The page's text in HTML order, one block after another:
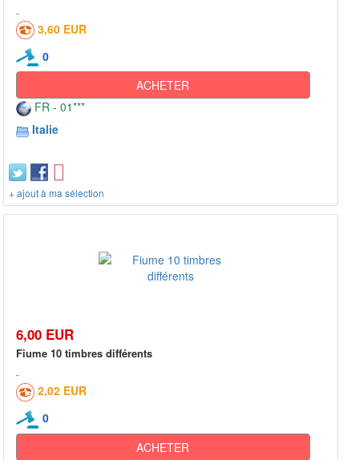
3,60 EUR
0
ACHETER
FR - 01***
Italie
+ ajout à ma sélection
6,00 EUR
Fiume 10 timbres différents
2,02 EUR
0
ACHETER